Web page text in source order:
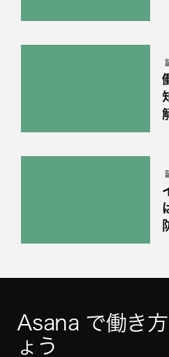
Asana で働き
ょう